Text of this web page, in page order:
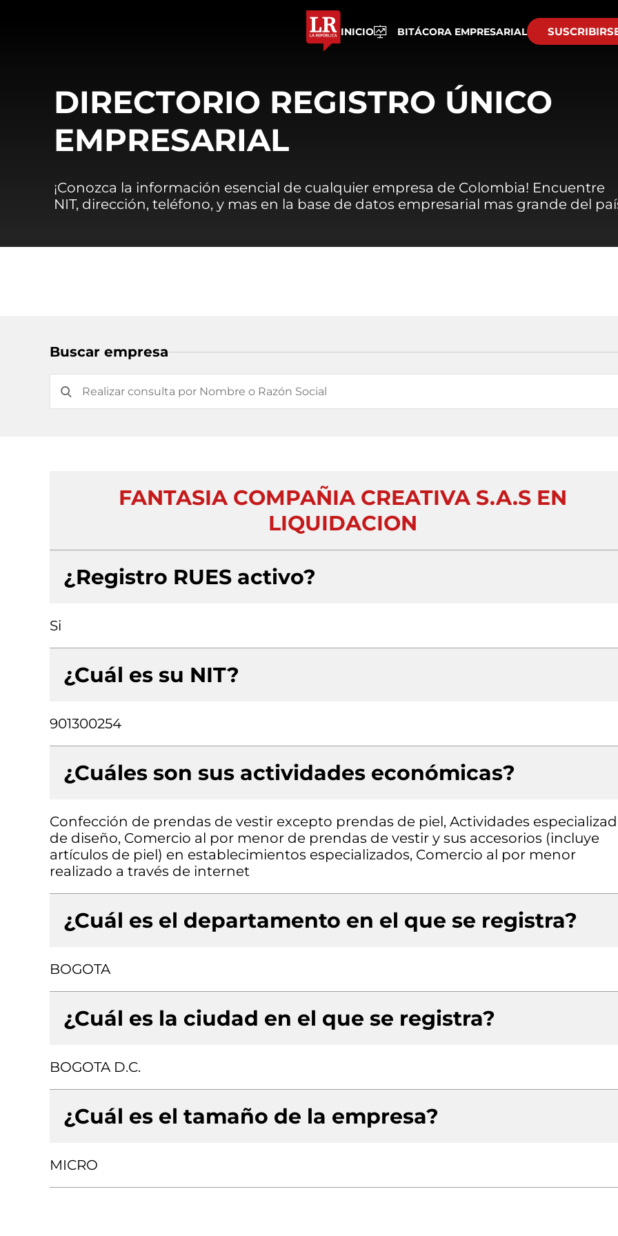
INICIO BITÁCORA EMPRESARIAL
DIRECTORIO REGISTRO ÚNICO
EMPRESARIAL
¡Conozca la información esencial de cualquier empresa de Colombia! Encuentre
NIT, dirección, teléfono, y mas en la base de datos empresarial mas grande del
Buscar empresa
FANTASIA COMPAÑIA CREATIVA S.A.S EN
LIQUIDACION
¿Registro RUES activo?
Si
¿Cuál es su NIT?
901300254
¿Cuáles son sus actividades económicas?
Confección de prendas de vestir excepto prendas de piel, Actividades
de diseño, Comercio al por menor de prendas de vestir y sus accesorios (incluye
artículos de piel) en establecimientos especializados, Comercio al por menor
realizado a través de internet
¿Cuál es el departamento en el que se registra?
BOGOTA
¿Cuál es la ciudad en el que se registra?
BOGOTA D.C.
¿Cuál es el tamaño de la empresa?
MICRO